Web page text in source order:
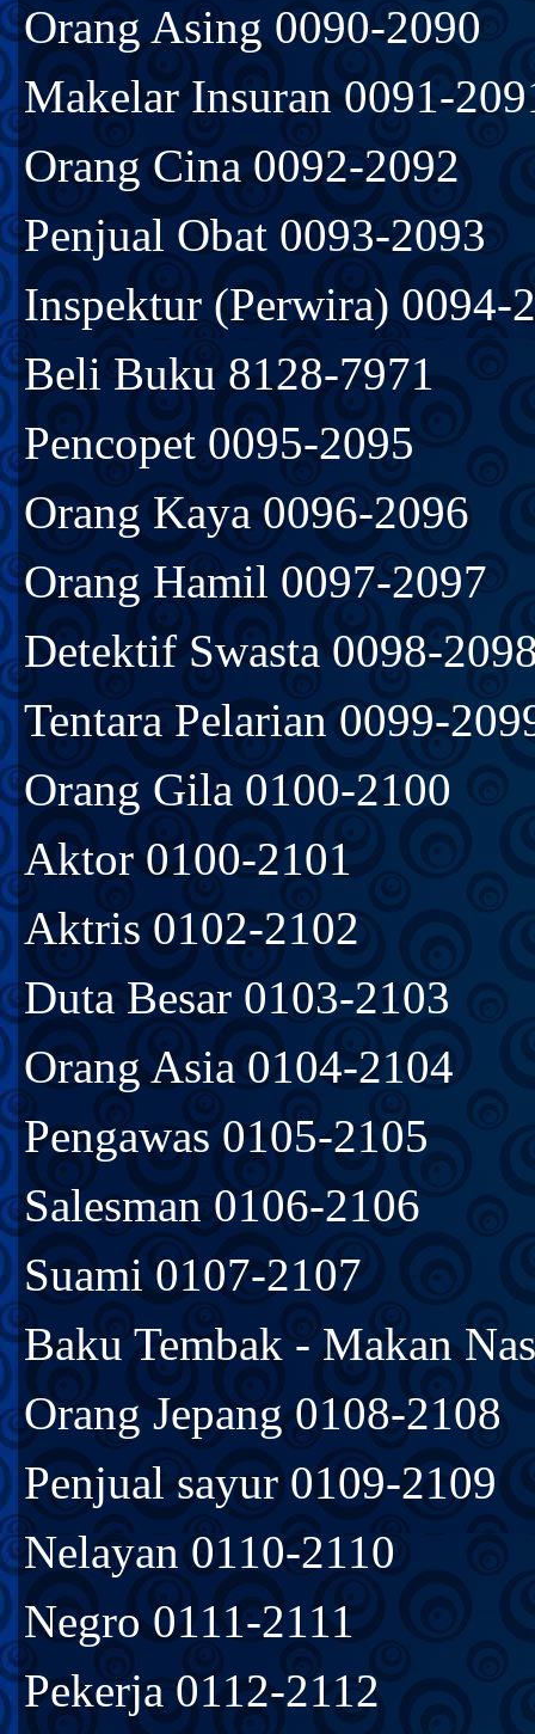
Orang Asing 0090-2090
Makelar Insuran 0091-
Orang Cina 0092-2092
Penjual Obat 0093-2093
Inspektur (Perwira) 0094-
Beli Buku 8128-7971
Pencopet 0095-2095
Orang Kaya 0096-2096
Orang Hamil 0097-2097
Detektif Swasta 0098-
Tentara Pelarian 0099-
Orang Gila 0100-2100
Aktor 0100-2101
Aktris 0102-2102
Duta Besar 0103-2103
Orang Asia 0104-2104
Pengawas 0105-2105
Salesman 0106-2106
Suami 0107-2107
Baku Tembak - Makan
Orang Jepang 0108-2108
Penjual sayur 0109-2109
Nelayan 0110-2110
Negro 0111-2111
Pekerja 0112-2112